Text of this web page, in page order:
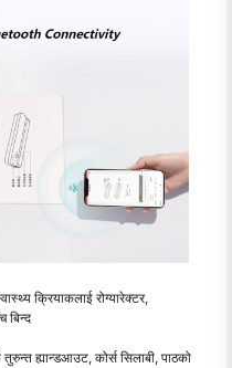
क्रियाकलाई रोग्यारेक्टर,
बिन्द
ह्यान्डआउट, कोर्स सिलाबी, पाठको